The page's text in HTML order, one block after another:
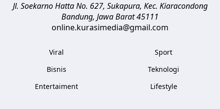
Jl. Soekarno Hatta No. 627, Sukapura, Kec. Kiaracondong
Bandung, Jawa Barat45111
online.kurasimedia@gmail.com
Viral
Bisnis
Entertaiment
Sport
Teknologi
Lifestyle